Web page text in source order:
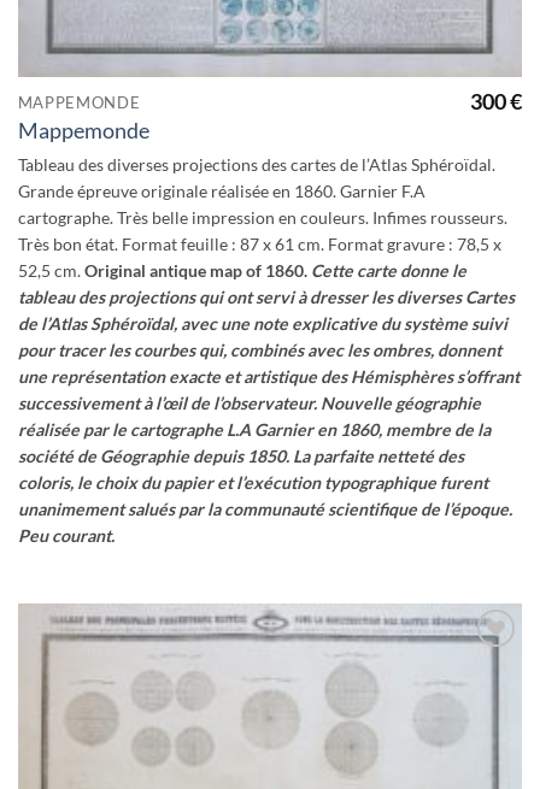
MAPPEMONDE
Mappemonde
300€
Tableau des diverses projections des cartes de l’Atlas Sphéroïdal.
Grande épreuve originale réalisée en 1860. Garnier F.A
cartographe. Très belle impression en couleurs. Infimes rousseurs.
Très bon état. Format feuille : 87 x 61 cm. Format gravure : 78,5 x
52,5 cm.Original antique map of 1860. Cette carte donne le
tableau des projections qui ont servi à dresser les diverses Cartes
de l’Atlas Sphéroïdal, avec une note explicative du système suivi
pour tracer les courbes qui, combinés avec les ombres, donnent
une représentation exacte et artistique des Hémisphères s’offrant
successivement à l’œil de l’observateur. Nouvelle géographie
réalisée par le cartographe L.A Garnier en 1860, membre de la
société de Géographie depuis 1850. La parfaite netteté des
coloris, le choix du papier et l’exécution typographique furent
unanimement salués par la communauté scientifique de l’époque.
Peu courant.